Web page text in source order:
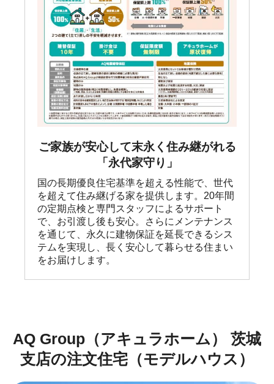
ご家族が安心して末永く住み継がれる
「永代家守り」
国の長期優良住宅基準を超える性能で、世代
を超えて住み継げる家を提供します。20年間
の定期点検と専門スタッフによるサポート
で、お引渡し後も安心。さらにメンテナンス
を通じて、永久に建物保証を延長できるシス
テムを実現し、長く安心して暮らせる住まい
をお届けします。
AQ Group（アキュラホーム） 茨城
支店の注文住宅（モデルハウス）